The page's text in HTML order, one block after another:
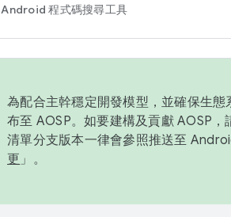
Android 程式碼搜尋工具
為配合主幹穩定開發模型，並確保生
布至 AOSP。如要建構及貢獻 AOSP，
清單分支版本一律會參照推送至
更 」。